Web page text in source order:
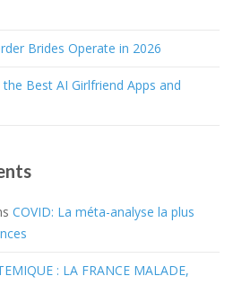
Brides Operate in 2026
Best AI Girlfriend Apps and
COVID: La méta-analyse la plus
: LA FRANCE MALADE,